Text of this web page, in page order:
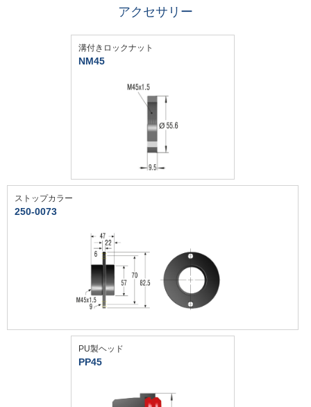
アクセサリー
溝付きロックナット
NM45
ストップカラー
250-0073
PU製ヘッド
PP45